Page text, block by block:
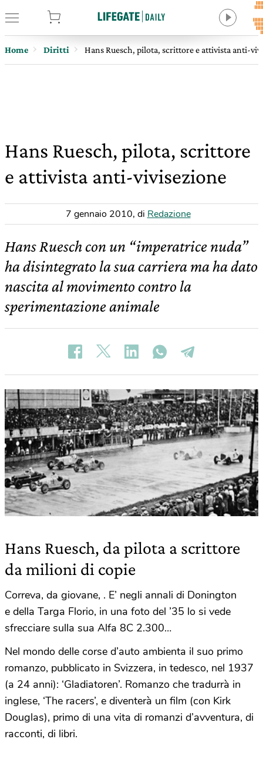
Home Diritti Hans Ruesch, pilota, scrittore e attivista anti-
Hans Ruesch, pilota, scrittore
e attivista anti-vivisezione
7 gennaio 2010, di Redazione
Hans Ruesch con un “imperatrice nuda”
ha disintegrato la sua carriera ma ha dato
nascita al movimento contro la
sperimentazione animale
Hans Ruesch, da pilota a scrittore
da milioni di copie
Correva, da giovane, . E’ negli annali di Donington
e della Targa Florio, in una foto del ’35 lo si vede
sfrecciare sulla sua Alfa 8C 2.300…
Nel mondo delle corse d’auto ambienta il suo primo
romanzo, pubblicato in Svizzera, in tedesco, nel 1937
(a 24 anni): ‘Gladiatoren’. Romanzo che tradurrà in
inglese, ‘The racers’, e diventerà un film (con Kirk
Douglas), primo di una vita di romanzi d’avventura, di
racconti, di libri.